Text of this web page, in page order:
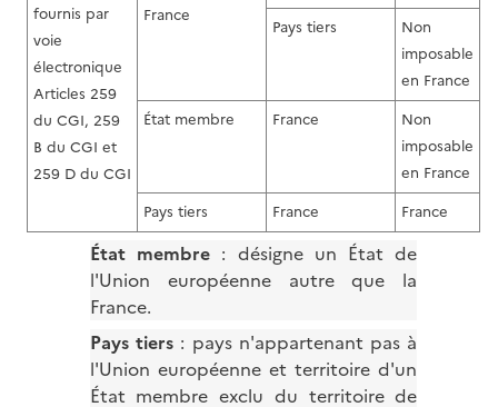
fournis par
voie
électronique
Articles 259
du CGI, 259
B du CGI et
259 D du CGI
France
Pays tiers
Non
imposable
en France
État membre
France
Non
imposable
en France
Pays tiers
France France
État membre : désigne un État de
l'Union européenne autre que la
France.
Pays tiers : pays n'appartenant pas à
l'Union européenne et territoire d'un
État membre exclu du territoire de